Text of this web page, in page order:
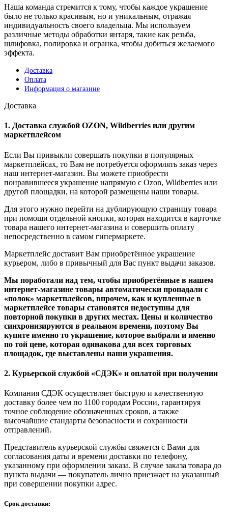
Наша команда стремится к тому, чтобы каждое украшение
было не только красивым, но и уникальным, отражая
индивидуальность своего владельца. Мы используем
различные методы обработки янтаря, такие как резьба,
шлифовка, полировка и огранка, чтобы добиться желаемого
эффекта.
Доставка
Оплата
Информация о магазине
Доставка
1. Доставка службой OZON, Wildberries или другим
маркетплейсом
Если Вы привыкли совершать покупки в популярных
маркетплейсах, то Вам не потребуется оформлять заказ через
наш интернет-магазин. Вы можете приобрести
понравившееся украшение напрямую с Ozon, Wildberries или
другой площадки, на которой размещены наши товары.
Для этого нужно перейти на дублирующую страницу товара
при помощи отдельной кнопки, которая находится в карточке
товара нашего интернет-магазина и совершить оплату
непосредственно в самом гипермаркете.
Маркетплейс доставит Вам приобретённое украшение
курьером, либо в привычный для Вас пункт выдачи заказов.
Мы поработали над тем, чтобы приобретённые в нашем
интернет-магазине товары автоматически пропадали с
«полок» маркетплейсов, впрочем, как и купленные в
маркетплейсе товары становятся недоступны для
повторной покупки в других местах. Цены и количество
синхронизируются в реальном времени, поэтому Вы
купите именно то украшение, которое выбрали и именно
по той цене, которая одинакова для всех торговых
площадок, где выставлены наши украшения.
2. Курьерской службой «СДЭК» и оплатой при получении
Компания СДЭК осуществляет быструю и качественную
доставку более чем по 1100 городам России, гарантируя
точное соблюдение обозначенных сроков, а также
высочайшие стандарты безопасности и сохранности
отправлений.
Представитель курьерской службы свяжется с Вами для
согласования даты и времени доставки по телефону,
указанному при оформлении заказа. В случае заказа товара до
пункта выдачи — покупатель лично приезжает на указанный
при совершении покупки адрес.
Срок доставки: